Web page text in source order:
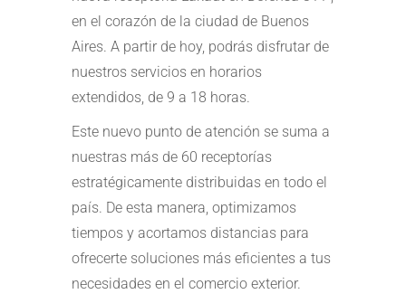
en el corazón de la ciudad de Buenos
Aires. A partir de hoy, podrás disfrutar de
nuestros servicios en horarios
extendidos, de 9 a 18 horas.
Este nuevo punto de atención se suma a
nuestras más de 60 receptorías
estratégicamente distribuidas en todo el
país. De esta manera, optimizamos
tiempos y acortamos distancias para
ofrecerte soluciones más eficientes a tus
necesidades en el comercio exterior.